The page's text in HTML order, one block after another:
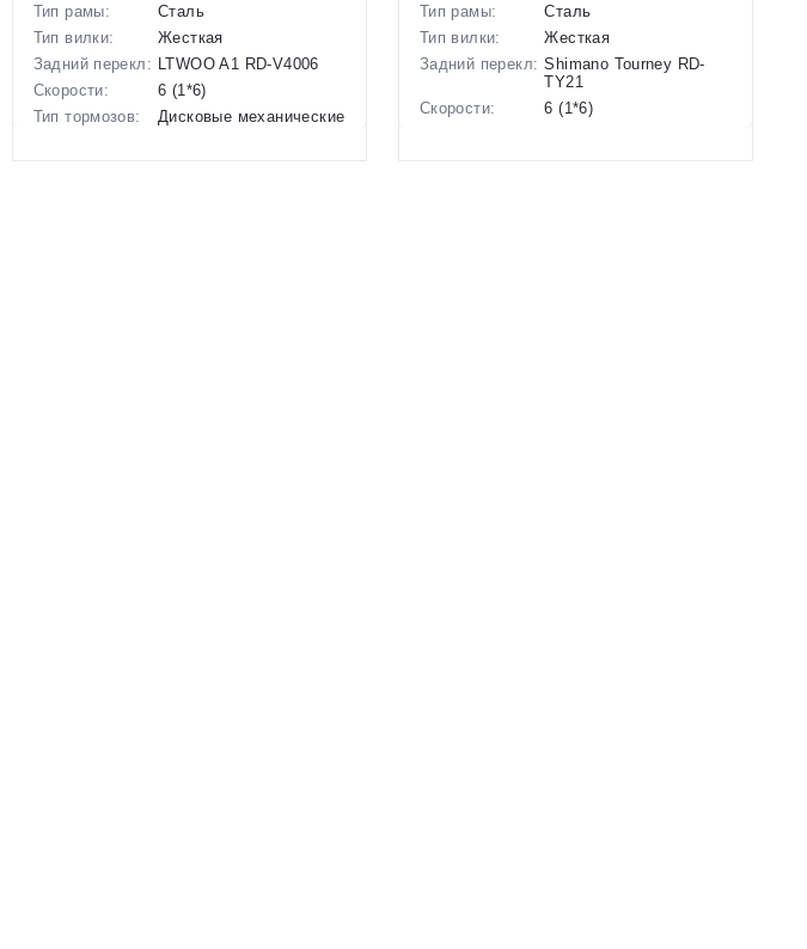
Тип рамы:
Сталь
Тип вилки:
Жесткая
Задний перекл: LTWOO A1 RD-V4006
Скорости:
6 (1*6)
Тип тормозов:
Дисковые механические
Тип рамы:
Сталь
Тип вилки:
Жесткая
Задний перекл: Shimano Tourney RD-
TY21
Скорости:
6 (1*6)